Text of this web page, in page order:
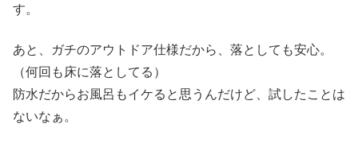
す。
あと、ガチのアウトドア仕様だから、落としても安心。
（何回も床に落としてる）
防水だからお風呂もイケると思うんだけど、試したことは
ないなぁ。